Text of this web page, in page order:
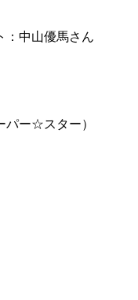
：中山優馬さん
パー☆スター）